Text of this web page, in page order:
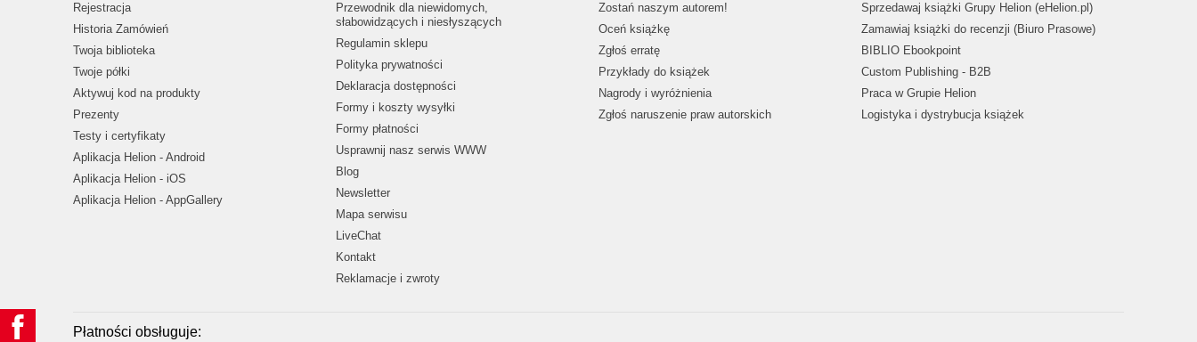
Rejestracja
Historia Zamówień
Twoja biblioteka
Twoje półki
Aktywuj kod na produkty
Prezenty
Testy i certyfikaty
Aplikacja Helion - Android
Aplikacja Helion - iOS
Aplikacja Helion - AppGallery
Przewodnik dla niewidomych,
słabowidzących i niesłyszących
Regulamin sklepu
Polityka prywatności
Deklaracja dostępności
Formy i koszty wysyłki
Formy płatności
Usprawnij nasz serwis WWW
Blog
Newsletter
Mapa serwisu
LiveChat
Kontakt
Reklamacje i zwroty
Zostań naszym autorem!
Oceń książkę
Zgłoś erratę
Przykłady do książek
Nagrody i wyróżnienia
Zgłoś naruszenie praw autorskich
Sprzedawaj książki Grupy Helion (eHelion.pl)
Zamawiaj książki do recenzji (Biuro Prasowe)
BIBLIO Ebookpoint
Custom Publishing - B2B
Praca w Grupie Helion
Logistyka i dystrybucja książek
Płatności obsługuje: